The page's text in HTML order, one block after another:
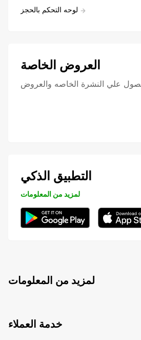
لوحه التحكم بالحجز
العروض الخاصة
علي النشرة الخاصه والعروض
التطبيق الذكي
لمزيد من المعلومات
لمزيد من المعلومات
خدمة العملاء